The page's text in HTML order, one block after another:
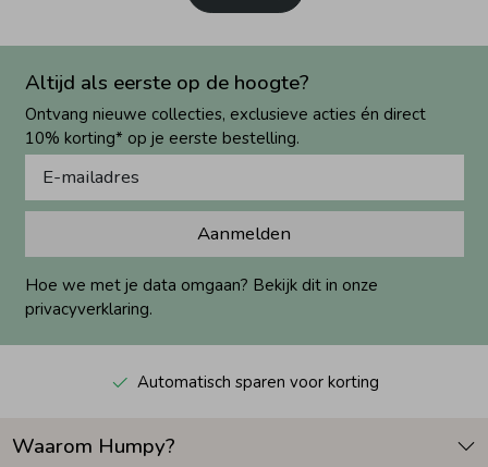
Altijd als eerste op de hoogte?
Ontvang nieuwe collecties, exclusieve acties én direct
10% korting* op je eerste bestelling.
Aanmelden
Hoe we met je data omgaan? Bekijk dit in onze
privacyverklaring.
Automatisch sparen voor korting
Waarom Humpy?